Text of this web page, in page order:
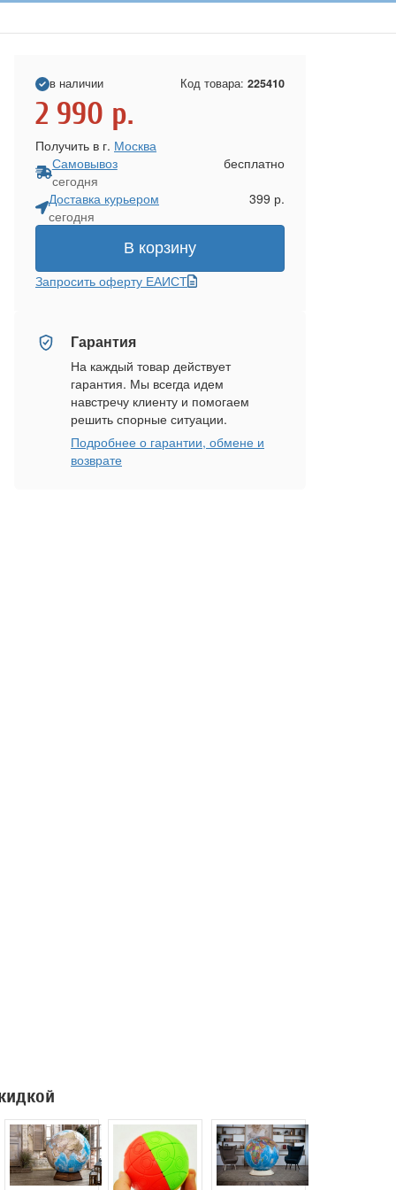
в наличии Код товара: 225410
2 990 р.
Получить в г. Москва
Самовывоз
сегодня
бесплатно
Доставка курьером
сегодня
399 р.
В корзину
Запросить оферту ЕАИСТ
Гарантия
На каждый товар действует
гарантия. Мы всегда идем
навстречу клиенту и помогаем
решить спорные ситуации.
Подробнее о гарантии, обмене и
возврате